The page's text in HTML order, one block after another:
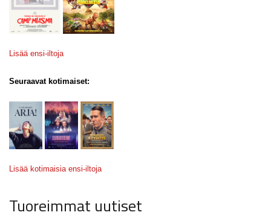
Lisää ensi-iltoja
Seuraavat kotimaiset:
Lisää kotimaisia ensi-iltoja
Tuoreimmat uutiset